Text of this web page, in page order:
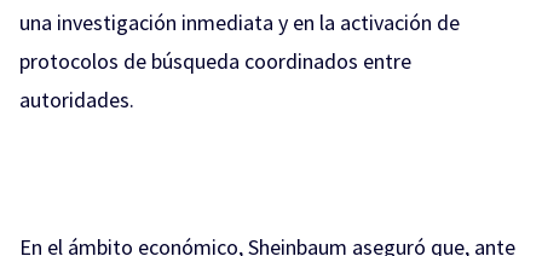
una investigación inmediata y en la activación de
protocolos de búsqueda coordinados entre
autoridades.
En el ámbito económico, Sheinbaum aseguró que, ante